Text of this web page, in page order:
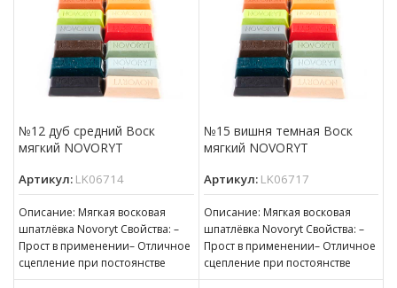
№12 дуб средний Воск
мягкий NOVORYT
Артикул: LK06714
Описание: Мягкая восковая
шпатлёвка Novoryt Свойства: –
Прост в применении– Отличное
сцепление при постоянстве
консистенции– Готов к
№15 вишня темная Воск
мягкий NOVORYT
Артикул: LK06717
Описание: Мягкая восковая
шпатлёвка Novoryt Свойства: –
Прост в применении– Отличное
сцепление при постоянстве
консистенции– Готов к